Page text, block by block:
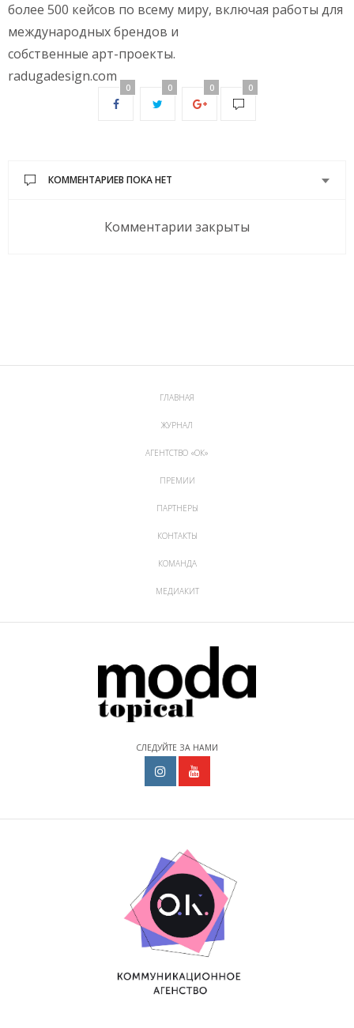
более 500 кейсов по всему миру, включая работы для
международных брендов и
собственные арт-проекты.
radugadesign.com
0 0 0 0
КОММЕНТАРИЕВ ПОКА НЕТ
Комментарии закрыты
ГЛАВНАЯ
ЖУРНАЛ
АГЕНТСТВО «ОК»
ПРЕМИИ
ПАРТНЕРЫ
КОНТАКТЫ
КОМАНДА
МЕДИАКИТ
СЛЕДУЙТЕ ЗА НАМИ